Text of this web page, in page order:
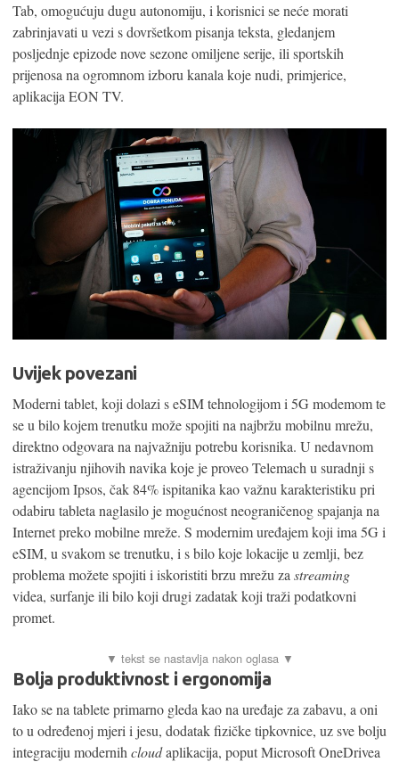
Tab, omogućuju dugu autonomiju, i korisnici se neće morati
zabrinjavati u vezi s dovršetkom pisanja teksta, gledanjem
posljednje epizode nove sezone omiljene serije, ili sportskih
prijenosa na ogromnom izboru kanala koje nudi, primjerice,
aplikacija EON TV.
Uvijek povezani
Moderni tablet, koji dolazi s eSIM tehnologijom i 5G modemom te
se u bilo kojem trenutku može spojiti na najbržu mobilnu mrežu,
direktno odgovara na najvažniju potrebu korisnika. U nedavnom
istraživanju njihovih navika koje je proveo Telemach u suradnji s
agencijom Ipsos, čak 84% ispitanika kao važnu karakteristiku pri
odabiru tableta naglasilo je mogućnost neograničenog spajanja na
Internet preko mobilne mreže. S modernim uređajem koji ima 5G i
eSIM, u svakom se trenutku, i s bilo koje lokacije u zemlji, bez
problema možete spojiti i iskoristiti brzu mrežu za streaming
videa, surfanje ili bilo koji drugi zadatak koji traži podatkovni
promet.
Bolja produktivnost i ergonomija
Iako se na tablete primarno gleda kao na uređaje za zabavu, a oni
to u određenoj mjeri i jesu, dodatak fizičke tipkovnice, uz sve bolju
integraciju modernih cloudaplikacija, poput Microsoft OneDrivea